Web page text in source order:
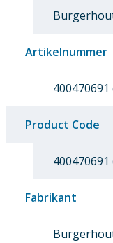
Artikelnummer
Product Code
Fabrikant